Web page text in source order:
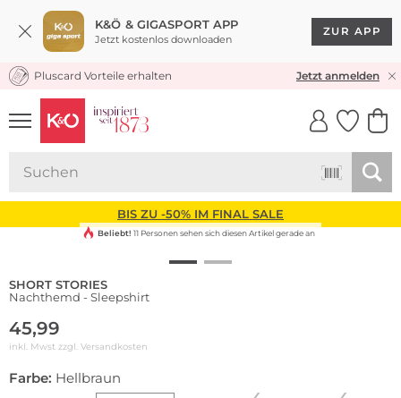
K&Ö & GIGASPORT APP
Jetzt kostenlos downloaden
ZUR APP
KOSTENLOSER VERSAND* & RÜCKVERSAND
Pluscard Vorteile erhalten Jetzt anmelden
UNSERE APP
CLICK &
BIS ZU -50% IM FINAL SALE
Beliebt! 11 Personen sehen sich diesen Artikel gerade an
SHORT STORIES
Nachthemd - Sleepshirt
45,99
inkl. Mwst zzgl. Versandkosten
Farbe: Hellbraun